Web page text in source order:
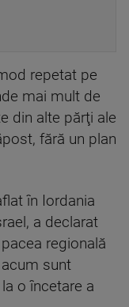
repetat pe
mai mult de
din alte părţi ale
fără un plan
în Iordania
a declarat
regională
sunt
o încetare a